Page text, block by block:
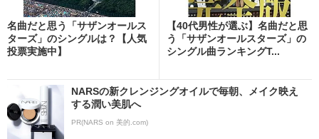
名曲だと思う「サザンオールス
ターズ」のシングルは？【人気
投票実施中】
【40代男性が選ぶ】名曲だと思
う「サザンオールスターズ」の
シングル曲ランキングT...
NARSの新クレンジングオイルで毎朝、メイク映え
する潤い美肌へ
PR(NARS on 美的.com)